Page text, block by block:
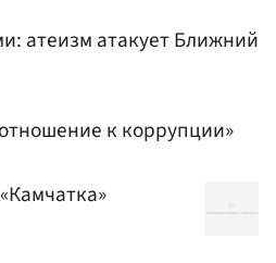
атеизм атакует Ближний
к коррупции»